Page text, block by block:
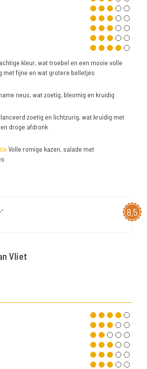
kleur, wat troebel en een mooie volle
met fijne en wat grotere belletjes
neus, wat zoetig, bleomig en kruidig
zoetig en lichtzurig, wat kruidig met
droge afdronk
Volle romige kazen, salade met
8,5
Vliet